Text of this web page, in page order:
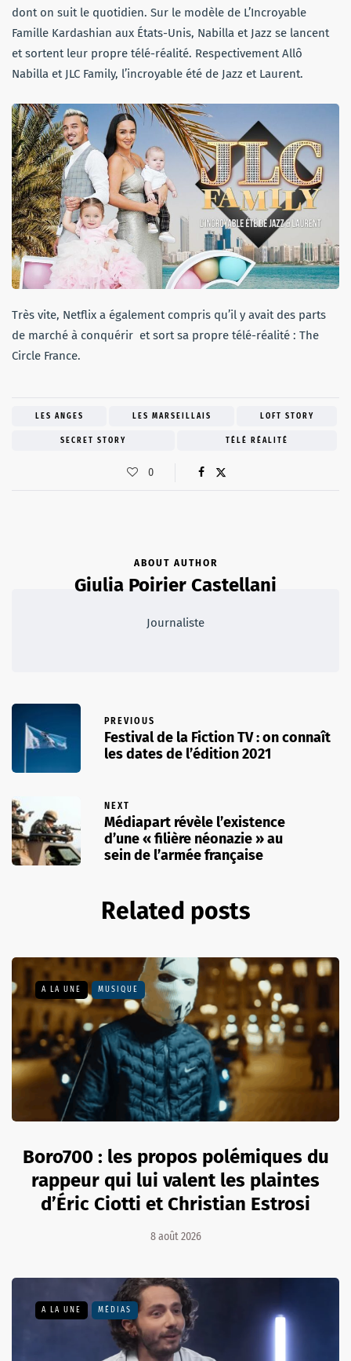
dont on suit le quotidien. Sur le modèle de L’Incroyable
Famille Kardashian aux États-Unis, Nabilla et Jazz se lancent
et sortent leur propre télé-réalité. Respectivement Allô
Nabilla et JLC Family, l’incroyable été de Jazz et Laurent.
Très vite, Netflix a également compris qu’il y avait des parts
de marché à conquérir et sort sa propre télé-réalité : The
Circle France.
LES ANGES LES MARSEILLAIS LOFT STORY
SECRET STORY TÉLÉ RÉALITÉ
0
ABOUT AUTHOR
Giulia Poirier Castellani
Journaliste
PREVIOUS
Festival de la Fiction TV : on connaît
les dates de l’édition 2021
NEXT
Médiapart révèle l’existence
d’une « filière néonazie » au
sein de l’armée française
Related posts
A LA UNE MUSIQUE
Boro700 : les propos polémiques du
rappeur qui lui valent les plaintes
d’Éric Ciotti et Christian Estrosi
8 août 2026
A LA UNE MÉDIAS